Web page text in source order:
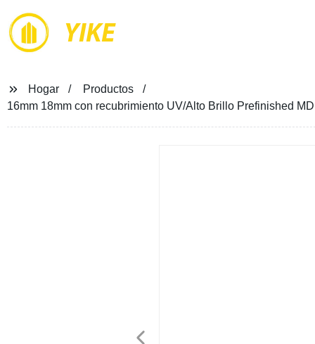
YIKE
Hogar
Productos
16mm 18mm con recubrimiento UV/Alto Brillo Prefinished